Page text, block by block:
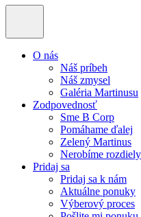
O nás
Náš príbeh
Náš zmysel
Galéria Martinusu
Zodpovednosť
Sme B Corp
Pomáhame ďalej
Zelený Martinus
Nerobíme rozdiely
Pridaj sa
Pridaj sa k nám
Aktuálne ponuky
Výberový proces